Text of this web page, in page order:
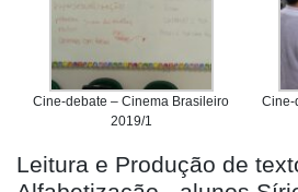
Cine-debate – Cinema Brasileiro
2019/1
Cine-
Leitura e Produção de